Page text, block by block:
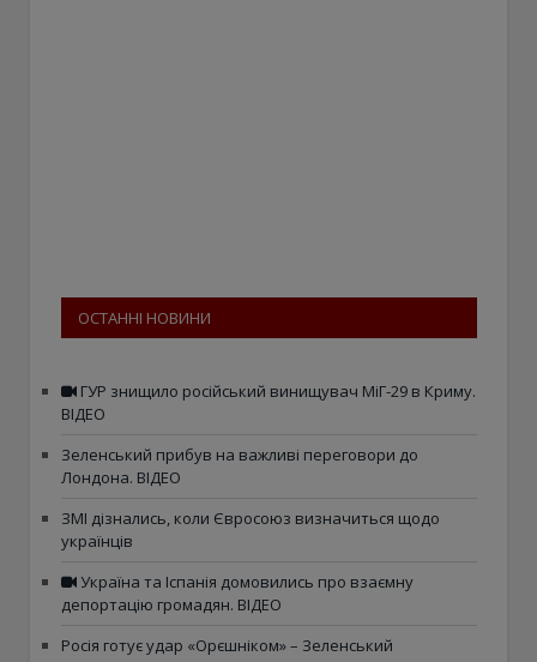
ОСТАННІ НОВИНИ
ГУР знищило російський винищувач МіГ-29 в Криму.
ВІДЕО
Зеленський прибув на важливі переговори до
Лондона. ВІДЕО
ЗМІ дізнались, коли Євросоюз визначиться щодо
українців
Україна та Іспанія домовились про взаємну
депортацію громадян. ВІДЕО
Росія готує удар «Орєшніком» – Зеленський